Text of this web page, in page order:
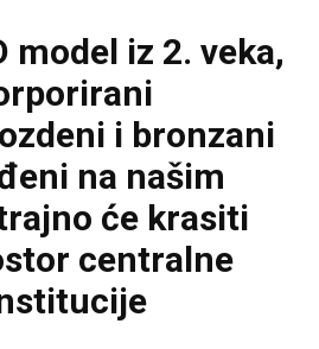
iz 2. veka,
i bronzani
na našim
će krasiti
centralne